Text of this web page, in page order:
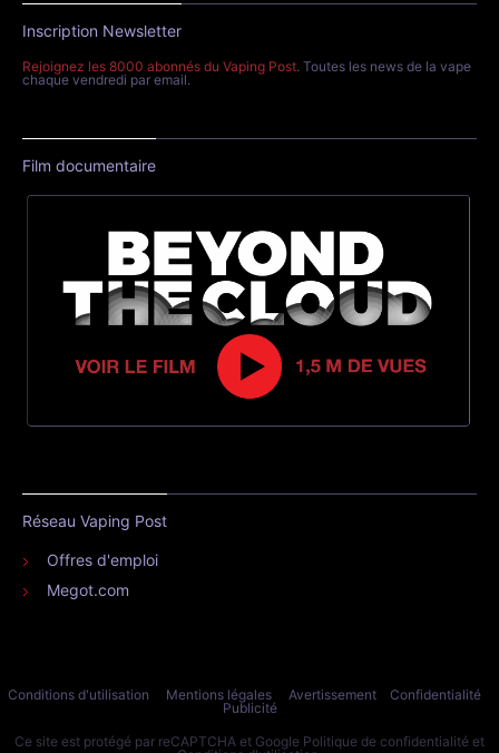
Inscription Newsletter
Rejoignez les 8000 abonnés du Vaping Post. Toutes les news de la vape
chaque vendredi par email.
Film documentaire
Réseau Vaping Post
Offres d'emploi
Megot.com
Conditions d'utilisation Mentions légales Avertissement
Confidentialité
Publicité
Ce site est protégé par reCAPTCHA et Google Politique de confidentialité et